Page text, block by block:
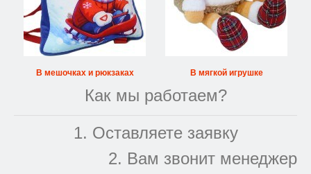
В мешочках и рюкзаках В мягкой игрушке
Как мы работаем?
1. Оставляете заявку
2. Вам звонит менеджер